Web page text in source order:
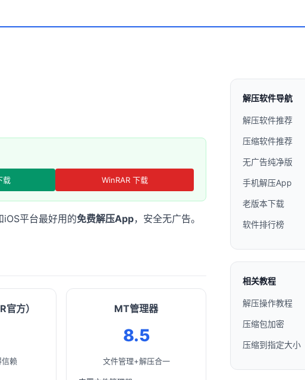
载 WinRAR 下载
平台最好用的免费解压App，安全无广告。
方）
赖
MT管理器
8.5
文件管理+解压合一
解压软件导航
解压软件推荐
压缩软件推荐
无广告纯净版
手机解压App
老版本下载
软件排行榜
相关教程
解压操作教程
压缩包加密
压缩到指定大小